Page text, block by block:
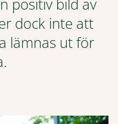
dock inte att
lämnas ut för